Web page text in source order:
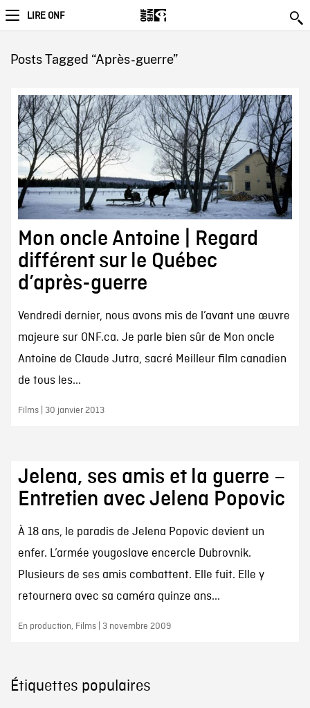
LIRE ONF
Posts Tagged “Après-guerre”
Mon oncle Antoine | Regard
différent sur le Québec
d’après-guerre
Vendredi dernier, nous avons mis de l’avant une œuvre
majeure sur ONF.ca. Je parle bien sûr de Mon oncle
Antoine de Claude Jutra, sacré Meilleur film canadien
de tous les...
Films | 30 janvier 2013
Jelena, ses amis et la guerre –
Entretien avec Jelena Popovic
À 18 ans, le paradis de Jelena Popovic devient un
enfer. L’armée yougoslave encercle Dubrovnik.
Plusieurs de ses amis combattent. Elle fuit. Elle y
retournera avec sa caméra quinze ans...
En production, Films | 3 novembre 2009
Étiquettes populaires